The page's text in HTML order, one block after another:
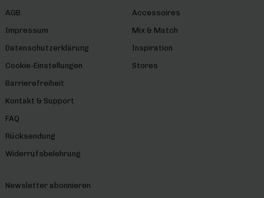
AGB
Impressum
Datenschutzerklärung
Cookie-Einstellungen
Barrierefreiheit
Kontakt & Support
FAQ
Rücksendung
Widerrufsbelehrung
Accessoires
Mix & Match
Inspiration
Stores
Newsletter abonnieren